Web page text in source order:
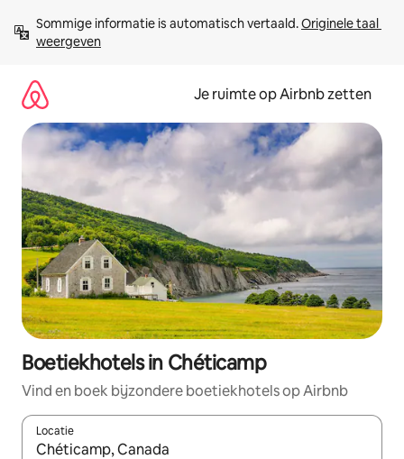
direct
naar
Sommige informatie is automatisch vertaald. Originele taal
weergeven
Je ruimte op Airbnb zetten
Boetiekhotels in Chéticamp
Vind en boek bijzondere boetiekhotels op Airbnb
Locatie
Wanneer er suggesties beschikbaar zijn, maak je een keuze